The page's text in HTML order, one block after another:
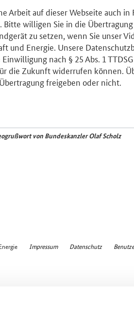
Arbeit auf dieser Webseite auch
Bitte willigen Sie in die
zu setzen, wenn Sie unser
und Energie. Unsere
nach § 25 Abs. 1
die Zukunft widerrufen können.
freigeben oder nicht.
von Bundeskanzler Olaf Scholz
Impressum Datenschutz